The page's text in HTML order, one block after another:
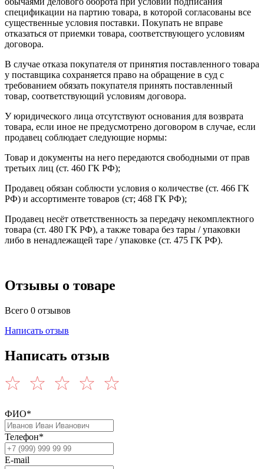
спецификации на партию товара, в которой согласованы все
существенные условия поставки. Покупать не вправе
отказаться от приемки товара, соответствующего условиям
договора.
В случае отказа покупателя от принятия поставленного товара
у поставщика сохраняется право на обращение в суд с
требованием обязать покупателя принять поставленный
товар, соответствующий условиям договора.
У юридического лица отсутствуют основания для возврата
товара, если иное не предусмотрено договором в случае, если
продавец соблюдает следующие нормы:
Товар и документы на него передаются свободными от прав
третьих лиц (ст. 460 ГК РФ);
Продавец обязан соблюсти условия о количестве (ст. 466 ГК
РФ) и ассортименте товаров (ст; 468 ГК РФ);
Продавец несёт ответственность за передачу некомплектного
товара (ст. 480 ГК РФ), а также товара без тары / упаковки
либо в ненадлежащей таре / упаковке (ст. 475 ГК РФ).
Отзывы о товаре
Всего 0 отзывов
Написать отзыв
Написать отзыв
ФИО*
Телефон*
E-mail